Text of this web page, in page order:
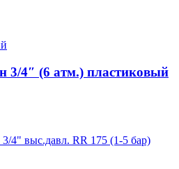
3/4″ (6 атм.) пластиковый